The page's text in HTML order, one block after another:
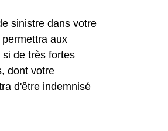
sinistre dans votre
aux
de très fortes
dont votre
d'être indemnisé